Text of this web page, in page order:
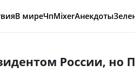
В миреЧпMixerАнекдоты
России, но